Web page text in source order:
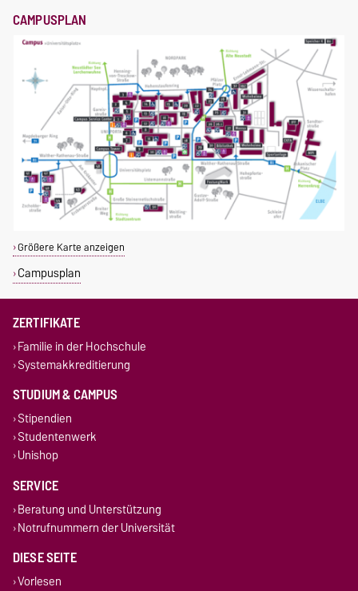
CAMPUSPLAN
Größere Karte anzeigen
Campusplan
ZERTIFIKATE
Familie in der Hochschule
Systemakkreditierung
STUDIUM & CAMPUS
Stipendien
Studentenwerk
Unishop
SERVICE
Beratung und Unterstützung
Notrufnummern der Universität
DIESE SEITE
Vorlesen